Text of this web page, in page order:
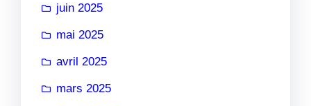
juin 2025
mai 2025
avril 2025
mars 2025